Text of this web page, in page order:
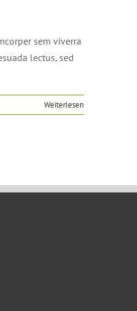
sem viverra
lectus, sed
Weiterlesen